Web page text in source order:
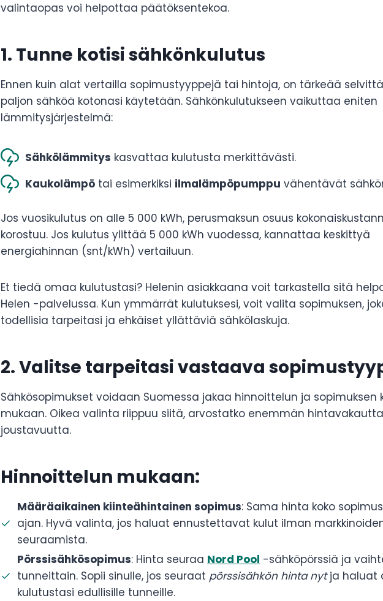
valintaopas voi helpottaa päätöksentekoa.
1. Tunne kotisi sähkönkulutus
Ennen kuin alat vertailla sopimustyyppejä tai hintoja, on tärkeää
paljon sähköä kotonasi käytetään. Sähkönkulutukseen vaikuttaa eniten
lämmitysjärjestelmä:
Sähkölämmitys kasvattaa kulutusta merkittävästi.
Kaukolämpö tai esimerkiksi ilmalämpöpumppu vähentävät
Jos vuosikulutus on alle 5 000 kWh, perusmaksun osuus
korostuu. Jos kulutus ylittää 5 000 kWh vuodessa, kannattaa keskittyä
energiahinnan (snt/kWh) vertailuun.
Et tiedä omaa kulutustasi? Helenin asiakkaana voit tarkastella sitä
Helen -palvelussa. Kun ymmärrät kulutuksesi, voit valita sopimuksen,
todellisia tarpeitasi ja ehkäiset yllättäviä sähkölaskuja.
2. Valitse tarpeitasi vastaava
Sähkösopimukset voidaan Suomessa jakaa hinnoittelun ja sopimuksen
mukaan. Oikea valinta riippuu siitä, arvostatko enemmän
joustavuutta.
Hinnoittelun mukaan:
Määräaikainen kiinteähintainen sopimus: Sama hinta koko
ajan. Hyvä valinta, jos haluat ennustettavat kulut ilman
seuraamista.
Pörssisähkösopimus: Hinta seuraa Nord Pool -sähköpörssiä ja
tunneittain. Sopii sinulle, jos seuraat pörssisähkön hinta nytja haluat
kulutustasi edullisille tunneille.